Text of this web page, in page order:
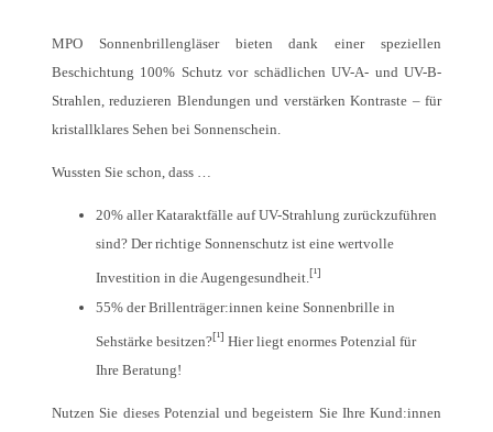
MPO Sonnenbrillengläser bieten dank einer speziellen
Beschichtung 100% Schutz vor schädlichen UV-A- und UV-B-
Strahlen, reduzieren Blendungen und verstärken Kontraste – für
kristallklares Sehen bei Sonnenschein.
Wussten Sie schon, dass …
20% aller Kataraktfälle auf UV-Strahlung zurückzuführen
sind? Der richtige Sonnenschutz ist eine wertvolle
Investition in die Augengesundheit.[¹]
55% der Brillenträger:innen keine Sonnenbrille in
Sehstärke besitzen?[¹] Hier liegt enormes Potenzial für
Ihre Beratung!
Nutzen Sie dieses Potenzial und begeistern Sie Ihre Kund:innen